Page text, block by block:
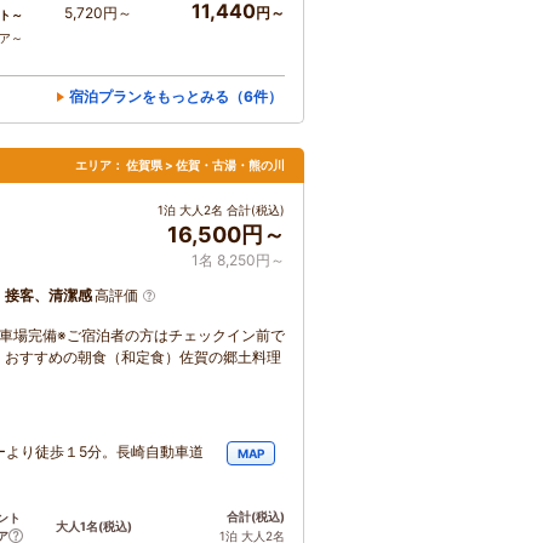
～
～
5,720円～ 11,440円～
宿泊プランをもっとみる（6件）
エリア： 佐賀県 > 佐賀・古湯・熊の川
1泊 大人2名 合計(税込)
16,500円～
1名 8,250円～
接客、清潔感高評価
場完備※ご宿泊者の方はチェックイン前で
すすめの朝食（和定食）佐賀の郷土料理
り徒歩１5分。長崎自動車道 MAP
ト
大人1名(税込)
合計(税込)
1泊 大人2名